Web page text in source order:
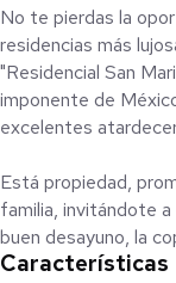
No te pierdas la
residencias más
"Residencial San
imponente de
excelentes
Está propiedad,
familia, invitándote
buen desayuno, la
de mesa.
Características